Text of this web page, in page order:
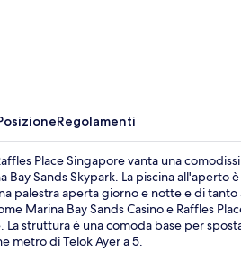
Regolamenti
Place Singapore vanta una
Bay Sands Skypark. La piscina
palestra aperta giorno e notte e di
Marina Bay Sands Casino e Raffles
La struttura è una comoda base per
metro di Telok Ayer a 5.